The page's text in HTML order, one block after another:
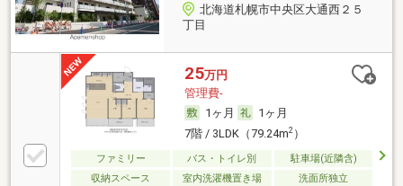
北海道札幌市中央区大通西２５
丁目
25万円
管理費-
1ヶ月
1ヶ月
7階 / 3LDK（79.24m2）
ファミリー バス・トイレ別
駐車場(近隣含)
収納スペース
室内洗濯機置き場 洗面所独立